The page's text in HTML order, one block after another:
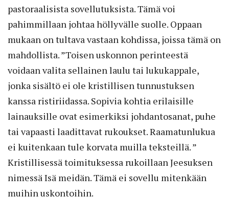
pastoraalisista sovellutuksista. Tämä voi
pahimmillaan johtaa höllyvälle suolle. Oppaan
mukaan on tultava vastaan kohdissa, joissa tämä on
mahdollista. ”Toisen uskonnon perinteestä
voidaan valita sellainen laulu tai lukukappale,
jonka sisältö ei ole kristillisen tunnustuksen
kanssa ristiriidassa. Sopivia kohtia erilaisille
lainauksille ovat esimerkiksi johdantosanat, puhe
tai vapaasti laadittavat rukoukset. Raamatunlukua
ei kuitenkaan tule korvata muilla teksteillä. ”
Kristillisessä toimituksessa rukoillaan Jeesuksen
nimessä Isä meidän. Tämä ei sovellu mitenkään
muihin uskontoihin.